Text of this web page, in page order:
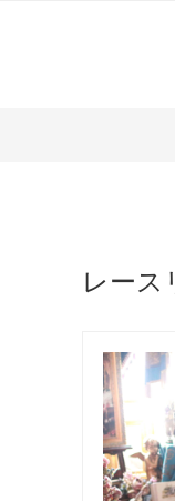
レース